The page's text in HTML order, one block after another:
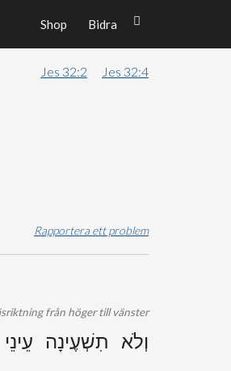
Bidra
Shop
Jes 32:2 Jes 32:4
Rapportera ett problem
från höger till vänster
וְלֹא תִשְׁעֶינָה